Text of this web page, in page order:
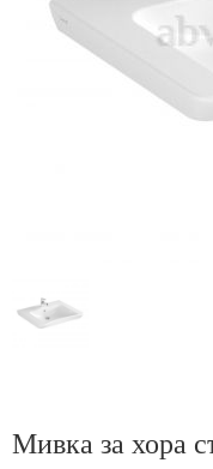
Мивка за хора